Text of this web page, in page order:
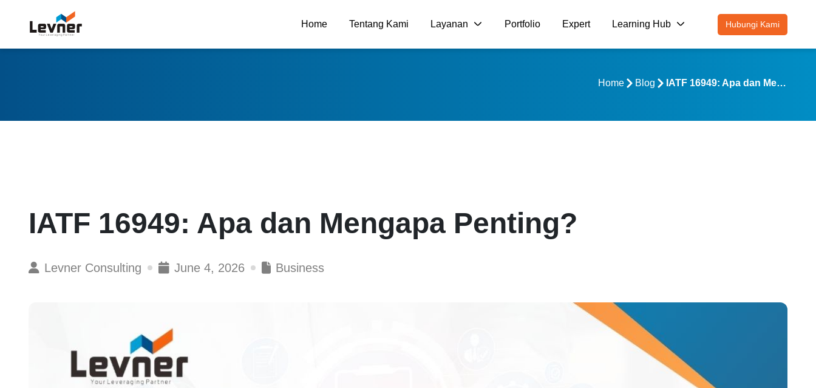
Home Tentang Kami Layanan Portfolio Expert Learning Hub Hubungi Kami
Home Blog IATF 16949: Apa dan Mengapa Penting?
IATF 16949: Apa dan Mengapa Penting?
Levner Consulting June 4, 2026 Business